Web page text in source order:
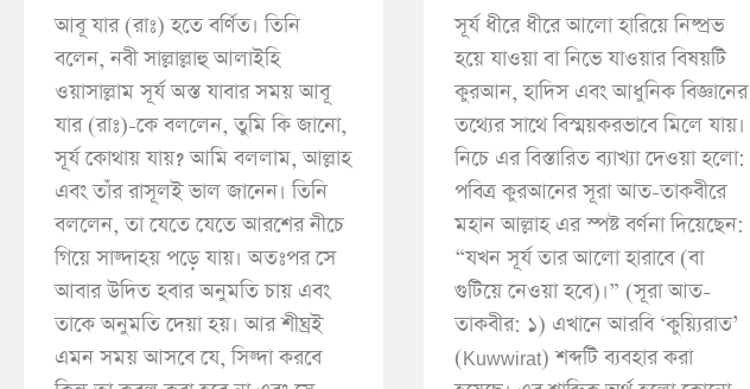
আবূ যার (রাঃ) হতে বর্ণিত। তিনি
বলেন, নবী সাল্লাল্লাহু আলাইহি
ওয়াসাল্লাম সূর্য অস্ত যাবার সময় আবূ
যার (রাঃ)-কে বললেন, তুমি কি জানো,
সূর্য কোথায় যায়? আমি বললাম, আল্লাহ
এবং তাঁর রাসূলই ভাল জানেন। তিনি
বললেন, তা যেতে যেতে আরশের নীচে
গিয়ে সাজ্দাহয় পড়ে যায়। অতঃপর সে
আবার উদিত হবার অনুমতি চায় এবং
তাকে অনুমতি দেয়া হয়। আর শীঘ্রই
এমন সময় আসবে যে, সিজ্দা করবে
সূর্য ধীরে ধীরে আলো হারিয়ে নিষ্প্রভ
হয়ে যাওয়া বা নিভে যাওয়ার বিষয়টি
কুরআন, হাদিস এবং আধুনিক বিজ্ঞানের
তথ্যের সাথে বিস্ময়করভাবে মিলে যায়।
নিচে এর বিস্তারিত ব্যাখ্যা দেওয়া হলো:
পবিত্র কুরআনের সূরা আত-তাকবীরে
মহান আল্লাহ এর স্পষ্ট বর্ণনা দিয়েছেন:
“যখন সূর্য তার আলো হারাবে (বা
গুটিয়ে নেওয়া হবে)।” (সূরা আত-
তাকবীর: ১) এখানে আরবি ‘কুয়্যিরাত’
(Kuwwirat) শব্দটি ব্যবহার করা